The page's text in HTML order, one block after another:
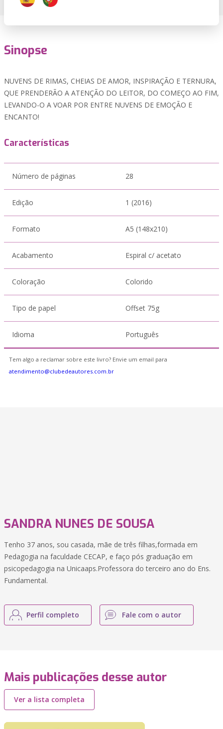
Sinopse
NUVENS DE RIMAS, CHEIAS DE AMOR, INSPIRAÇÃO E TERNURA,
QUE PRENDERÃO A ATENÇÃO DO LEITOR, DO COMEÇO AO FIM,
LEVANDO-O A VOAR POR ENTRE NUVENS DE EMOÇÃO E
ENCANTO!
Características
Número de páginas 28
Edição 1 (2016)
Formato A5 (148x210)
Acabamento Espiral c/ acetato
Coloração Colorido
Tipo de papel Offset 75g
Idioma Português
Tem algo a reclamar sobre este livro? Envie um email para
atendimento@clubedeautores.com.br
SANDRA NUNES DE SOUSA
Tenho 37 anos, sou casada, mãe de três filhas,formada em
Pedagogia na faculdade CECAP, e faço pós graduação em
psicopedagogia na Unicaaps.Professora do terceiro ano do Ens.
Fundamental.
Perfil completo Fale com o autor
Mais publicações desse autor
Ver a lista completa